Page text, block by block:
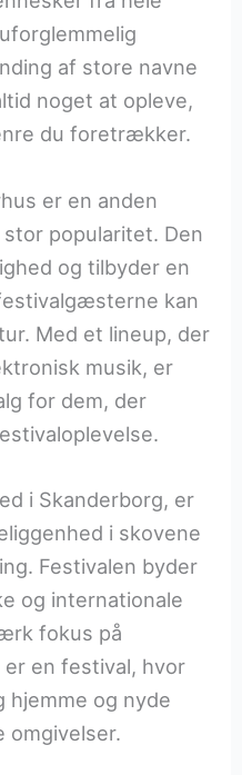
af store navne
noget at opleve,
du foretrækker.
er en anden
popularitet. Den
og tilbyder en
kan
Med et lineup, der
musik, er
for dem, der
i Skanderborg, er
i skovene
Festivalen byder
og internationale
fokus på
en festival, hvor
hjemme og nyde
omgivelser.